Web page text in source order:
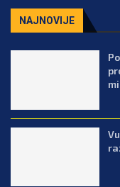
NAJNOVIJE